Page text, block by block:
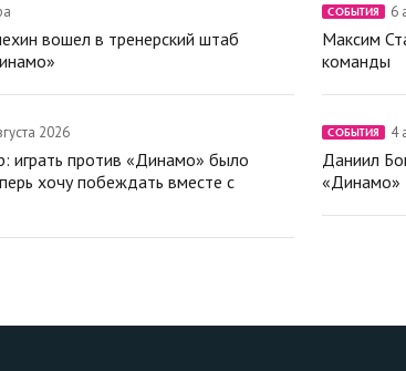
вошел в тренерский штаб
СОБЫТИЯ 6
Максим
команды
2026
играть против «Динамо» было
хочу побеждать вместе с
СОБЫТИЯ 4
Даниил
«Динамо»